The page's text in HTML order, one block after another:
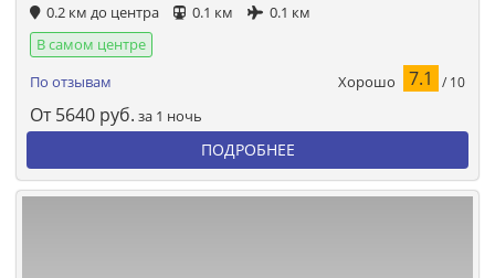
0.2 км до центра 0.1 км
0.1 км
В самом центре
По отзывам
Хорошо 7.1 / 10
От 5640 руб. за 1 ночь
ПОДРОБНЕЕ